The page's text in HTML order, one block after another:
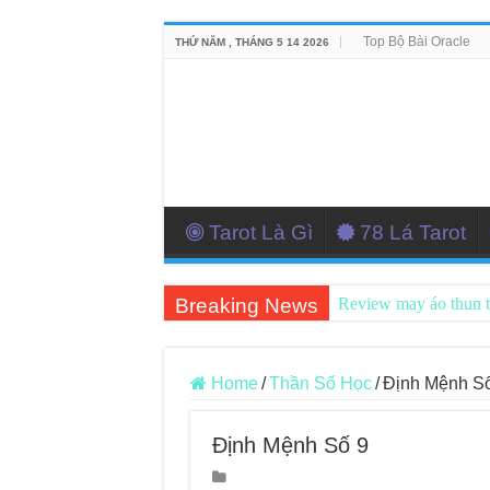
THỨ NĂM , THÁNG 5 14 2026 Top Bộ Bài Oracle
Tarot Là Gì 78 Lá Tarot
Breaking News
Review may áo thun
Konxari Cards –
Journey Of Love
Home / Thần Số Học / Định Mệnh
Định Mệnh Số 9